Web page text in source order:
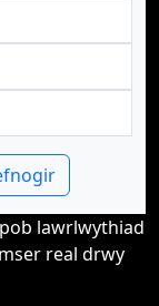
lawrlwythiad
real drwy